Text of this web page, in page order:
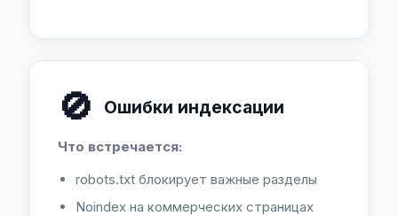
🚫 Ошибки индексации
Что встречается:
robots.txt блокирует важные разделы
Noindex на коммерческих страницах